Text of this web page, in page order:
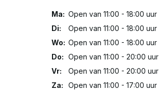
Ma: Open van 11:00 - 18:00 uur
Di:
Open van 11:00 - 18:00 uur
Wo: Open van 11:00 - 18:00 uur
Do: Open van 11:00 - 20:00 uur
Vr:
Open van 11:00 - 20:00 uur
Za:
Open van 11:00 - 17:00 uur